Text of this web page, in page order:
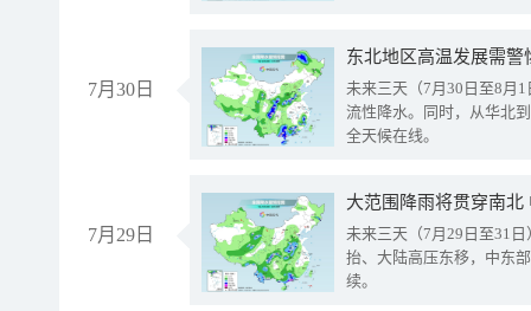
7月30日
东北地区高温发展需
未来三天（7月30日至8月
流性降水。同时，从华北
全天候在线。
7月29日
大范围降雨将贯穿南
未来三天（7月29日至31
抬、大陆高压东移，中东
续。